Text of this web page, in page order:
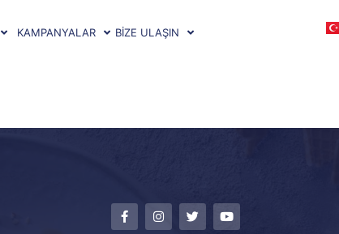
KAMPANYALAR BİZE ULAŞIN